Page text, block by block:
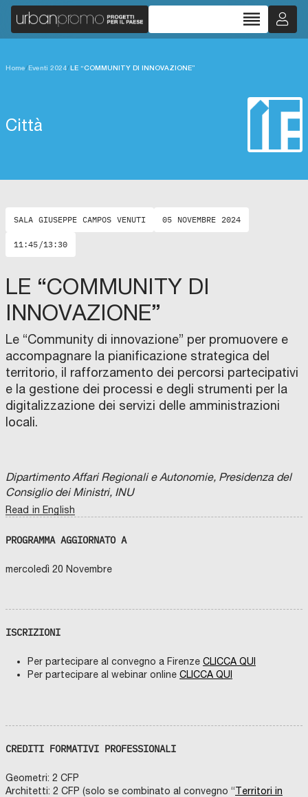
reorder
Home/Eventi 2024/LE “COMMUNITY DI INNOVAZIONE”
Città
SALA GIUSEPPE CAMPOS VENUTI 05 NOVEMBRE 2024
11:45/13:30
LE “COMMUNITY DI
INNOVAZIONE”
Le “Community di innovazione” per promuovere e
accompagnare la pianificazione strategica del
territorio, il rafforzamento dei percorsi partecipativi
e la gestione dei processi e degli strumenti per la
digitalizzazione dei servizi delle amministrazioni
locali.
Dipartimento Affari Regionali e Autonomie, Presidenza del
Consiglio dei Ministri, INU
Read in English
PROGRAMMA AGGIORNATO A
mercoledì 20 Novembre
ISCRIZIONI
Per partecipare al convegno a Firenze CLICCA QUI
Per partecipare al webinar online CLICCA QUI
CREDITI FORMATIVI PROFESSIONALI
Geometri: 2 CFP
Architetti: 2 CFP (solo se combinato al convegno “Territori in